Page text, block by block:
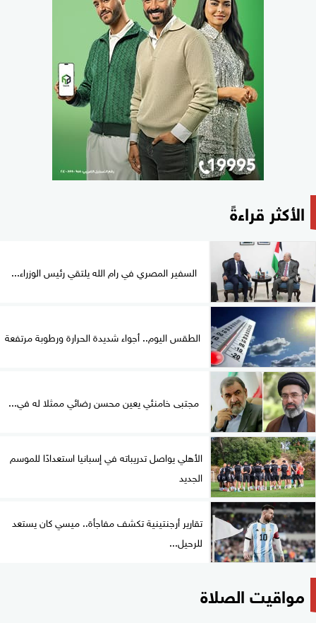
الأكثر قراءةً
السفير المصري في رام الله يلتقي رئيس الوزراء...
الطقس اليوم.. أجواء شديدة الحرارة ورطوبة مرتفعة
مجتبى خامنئي يعين محسن رضائي ممثلا له في...
الأهلي يواصل تدريباته في إسبانيا استعدادًا للموسم
الجديد
تقارير أرجنتينية تكشف مفاجأة.. ميسي كان يستعد
للرحيل...
مواقيت الصلاة